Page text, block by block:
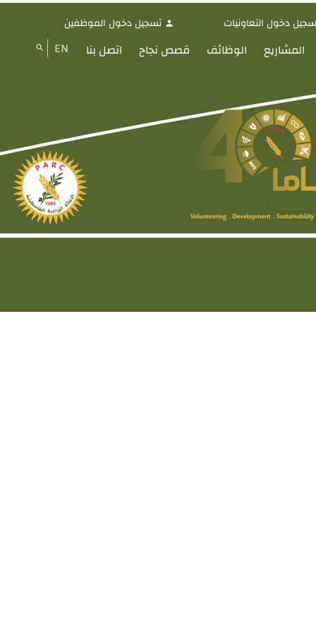
دخول التعاونيات person تسجيل دخول الموظفين
المشاريع الوظائف قصص نجاح اتصل بنا EN
search